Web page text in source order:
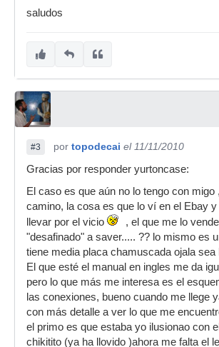
saludos
#3 por topodecai el 11/11/2010
Gracias por responder yurtoncase:
El caso es que aún no lo tengo con migo
camino, la cosa es que lo ví en el Ebay
llevar por el vicio
, el que me lo
"desafinado" a saver..... ?? lo mismo es
tiene media placa chamuscada ojala sea
El que esté el manual en ingles me da
pero lo que más me interesa es el
las conexiones, bueno cuando me llege
con más detalle a ver lo que me
el primo es que estaba yo ilusionao con
chikitito (ya ha llovido )ahora me falta el